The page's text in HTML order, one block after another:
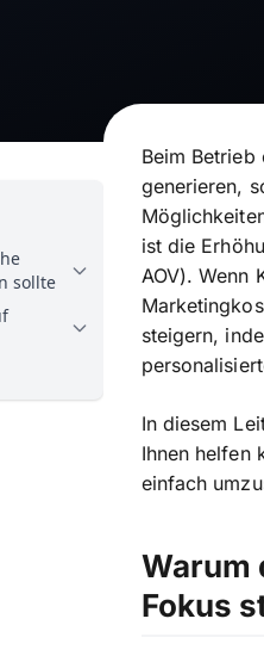
sollte
Beim
generieren,
ist die
AOV). Wenn
steigern,
In diesem
Ihnen helfen
einfach
Warum
Fokus